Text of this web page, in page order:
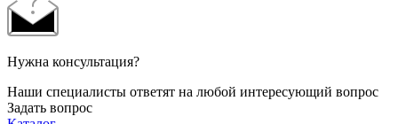
Нужна консультация?
Наши специалисты ответят на любой интересующий вопрос
Задать вопрос